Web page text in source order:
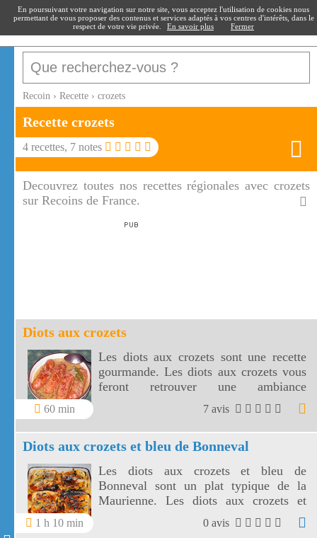
recoin.fr
Recoin › Recette › crozets
Recette crozets
4 recettes, 7 notes
Decouvrez toutes nos recettes régionales avec crozets
sur Recoins de France.
Diots aux crozets
60 min
Les diots aux crozets sont une recette
gourmande. Les diots aux crozets vous
feront retrouver une ambiance
conviviale des repas d'après ski.
7 avis
Diots aux crozets et bleu de Bonneval
1 h 10 min
Les diots aux crozets et bleu de
Bonneval sont un plat typique de la
Maurienne. Les diots aux crozets et
bleu de Bonneval réchauffent les
papilles après une randonnée.
0 avis
En poursuivant votre navigation sur notre site, vous acceptez l'utilisation de cookies nous
permettant de vous proposer des contenus et services adaptés à vos centres d'intérêts, dans le
respect de votre vie privée.
En savoir plus Fermer